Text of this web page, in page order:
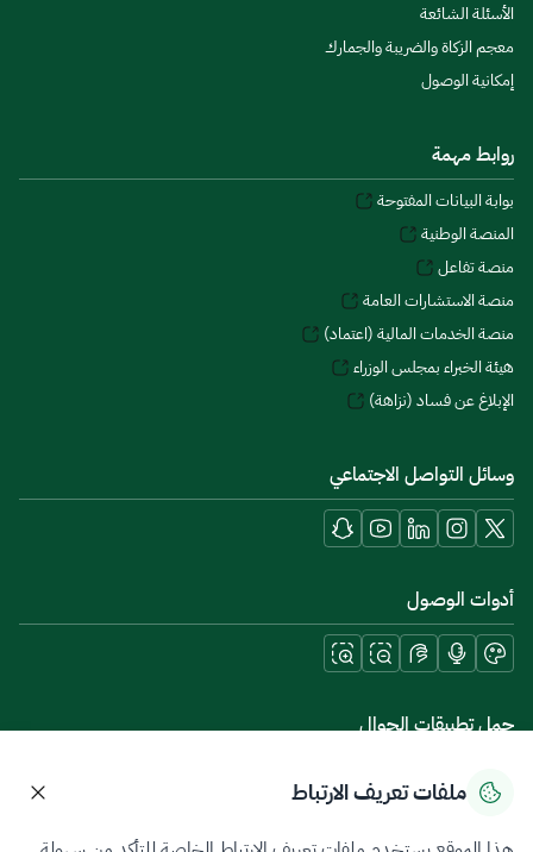
الأسئلة الشائعة
معجم الزكاة والضريبة والجمارك
إمكانية الوصول
روابط مهمة
بوابة البيانات المفتوحة
المنصة الوطنية
منصة تفاعل
منصة الاستشارات العامة
منصة الخدمات المالية (اعتماد)
هيئة الخبراء بمجلس الوزراء
الإبلاغ عن فساد (نزاهة)
وسائل التواصل الاجتماعي
أدوات الوصول
حمل تطبيقات الجوال
ملفات تعريف الارتباط